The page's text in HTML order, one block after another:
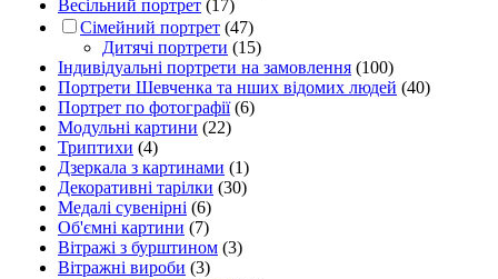
Весільний портрет (17)
Сімейний портрет (47)
Дитячі портрети (15)
Індивідуальні портрети на замовлення (100)
Портрети Шевченка та нших відомих людей (40)
Портрет по фотографії(6)
Модульні картини (22)
Триптихи (4)
Дзеркала з картинами (1)
Декоративні тарілки (30)
Медалі сувенірні (6)
Об'ємні картини (7)
Вітражі з бурштином (3)
Вітражні вироби (3)